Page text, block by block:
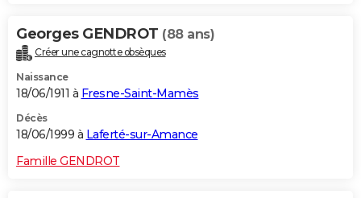
Georges GENDROT (88 ans)
Créer une cagnotte obsèques
Naissance
18/06/1911 à Fresne-Saint-Mamès
Décès
18/06/1999 à Laferté-sur-Amance
Famille GENDROT